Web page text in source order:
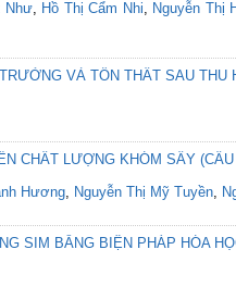
Như, Hồ Thị Cẩm Nhi, Nguyễn Thị
VÀ TỔN THẤT SAU THU
CHẤT LƯỢNG KHÓM SẤY
Hương, Nguyễn Thị Mỹ Tuyền,
SIM BẰNG BIỆN PHÁP HÓA